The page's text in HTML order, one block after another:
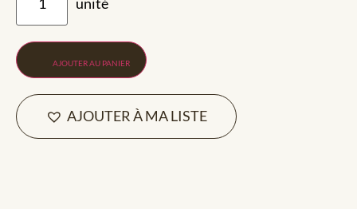
AJOUTER AU PANIER
AJOUTER À MA LISTE